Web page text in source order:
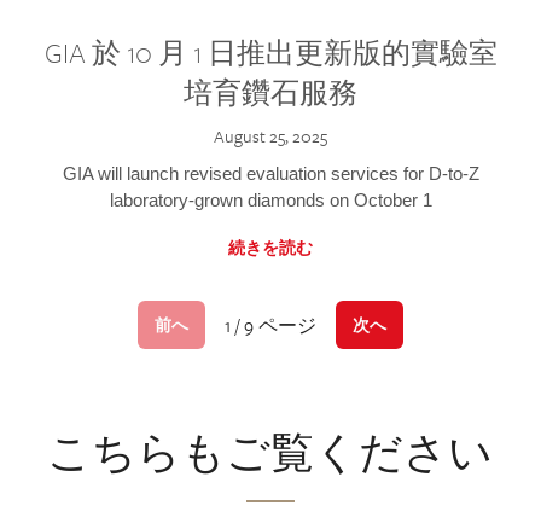
GIA 於 10 月 1 日推出更新版的實驗室
培育鑽石服務
August 25, 2025
GIA will launch revised evaluation services for D-to-Z
laboratory-grown diamonds on October 1
続きを読む
前へ 1 / 9 ページ 次へ
こちらもご覧ください